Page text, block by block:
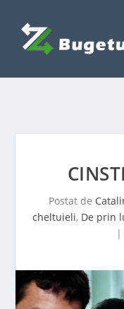
Postat de
cheltuieli, De prin
|